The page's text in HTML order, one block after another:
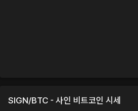
SIGN/BTC - 사인 비트코인 시세